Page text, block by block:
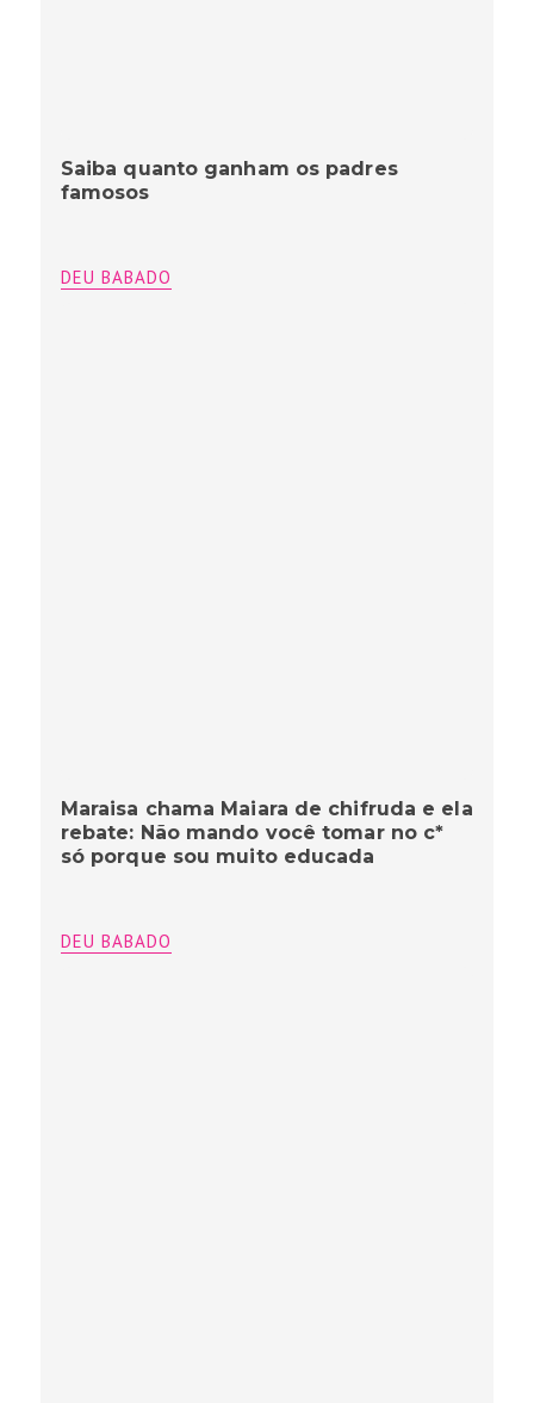
Saiba quanto ganham os padres
famosos
DEU BABADO
Maraisa chama Maiara de chifruda e ela
rebate: Não mando você tomar no c*
só porque sou muito educada
DEU BABADO